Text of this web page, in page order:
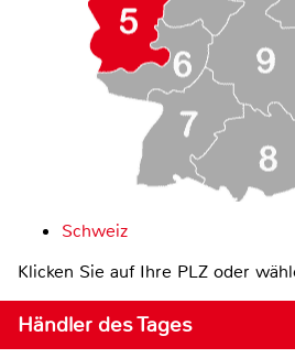
Schweiz
Klicken Sie auf Ihre PLZ oder
Händler des Tages